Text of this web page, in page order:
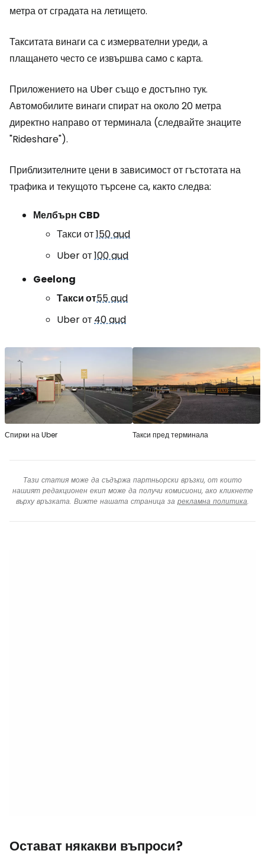
метра от сградата на летището.
Такситата винаги са с измервателни уреди, а
плащането често се извършва само с карта.
Приложението на Uber също е достъпно тук.
Автомобилите винаги спират на около 20 метра
директно направо от терминала (следвайте знаците
"Rideshare").
Приблизителните цени в зависимост от гъстотата на
трафика и текущото търсене са, както следва:
Мелбърн CBD
Такси от150 aud
Uber от100 aud
Geelong
Такси от55 aud
Uber от40 aud
Спирки на Uber Такси пред терминала
Тази статия може да съдържа партньорски връзки, от които
нашият редакционен екип може да получи комисиони, ако кликнете
върху връзката. Вижте нашата страница за рекламна политика.
Остават някакви въпроси?